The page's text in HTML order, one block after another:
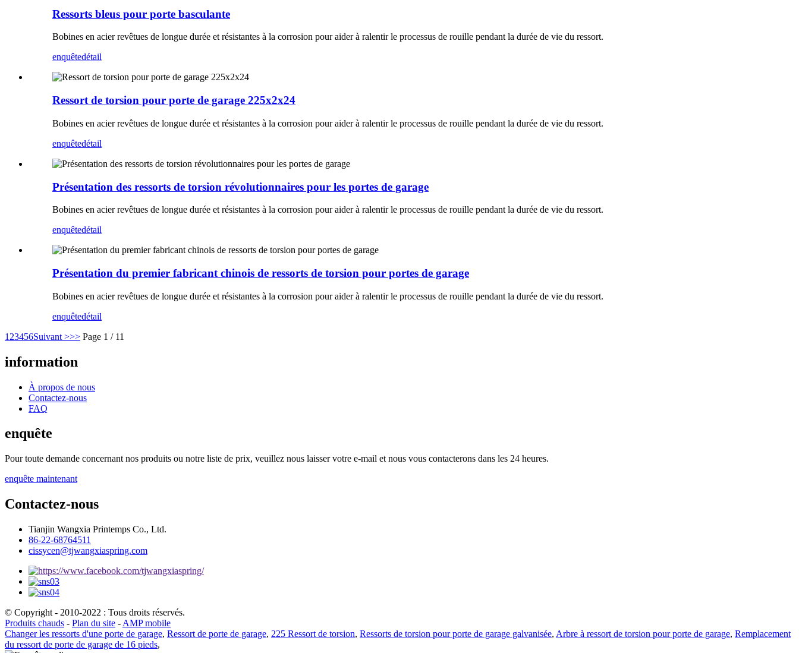
Ressorts bleus pour porte basculante
Bobines en acier revêtues de longue durée et résistantes à la corrosion pour aider à ralentir le processus de rouille pendant la durée de vie du ressort.
enquêtedétail
Ressort de torsion pour porte de garage 225x2x24
Bobines en acier revêtues de longue durée et résistantes à la corrosion pour aider à ralentir le processus de rouille pendant la durée de vie du ressort.
enquêtedétail
Présentation des ressorts de torsion révolutionnaires pour les portes de garage
Bobines en acier revêtues de longue durée et résistantes à la corrosion pour aider à ralentir le processus de rouille pendant la durée de vie du ressort.
enquêtedétail
Présentation du premier fabricant chinois de ressorts de torsion pour portes de garage
Bobines en acier revêtues de longue durée et résistantes à la corrosion pour aider à ralentir le processus de rouille pendant la durée de vie du ressort.
enquêtedétail
1 23456Suivant >>> Page 1 / 11
information
À propos de nous
Contactez-nous
FAQ
enquête
Pour toute demande concernant nos produits ou notre liste de prix, veuillez nous laisser votre e-mail et nous vous contacterons dans les 24 heures.
enquête maintenant
Contactez-nous
Tianjin Wangxia Printemps Co., Ltd.
86-22-68764511
cissycen@tjwangxiaspring.com
© Copyright - 2010-2022 : Tous droits réservés.
Produits chauds - Plan du site - AMP mobile
Changer les ressorts d'une porte de garage, Ressort de porte de garage, 225 Ressort de torsion, Ressorts de torsion pour porte de garage galvanisée, Arbre à ressort de torsion pour porte de garage, Remplacement
du ressort de porte de garage de 16 pieds,